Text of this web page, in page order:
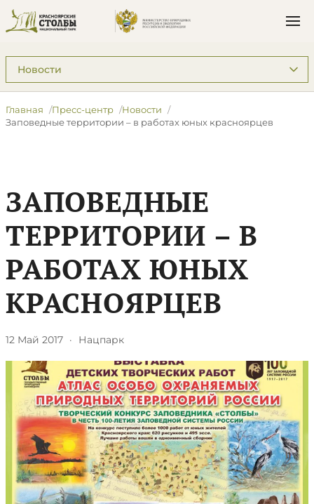
Подразделы: Пресс-центр
Главная Пресс-центр
Новости
​Заповедные территории – в работах юных красноярцев
​ЗАПОВЕДНЫЕ
ТЕРРИТОРИИ – В
РАБОТАХ ЮНЫХ
КРАСНОЯРЦЕВ
12 Май 2017 · Нацпарк